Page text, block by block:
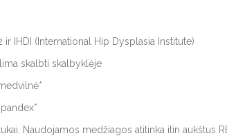
IHDI (International Hip Dysplasia Institute)
skalbti skalbyklėje
Naudojamos medžiagos atitinka itin aukštus